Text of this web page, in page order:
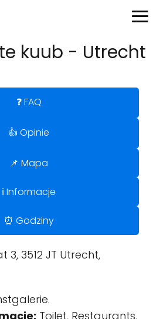
kuub - Utrecht
❓ FAQ
👍 Opinie
📌 Mapa
ℹ️ Informacje
⏰ Godziny
3, 3512 JT Utrecht,
Toilet, Restaurants.